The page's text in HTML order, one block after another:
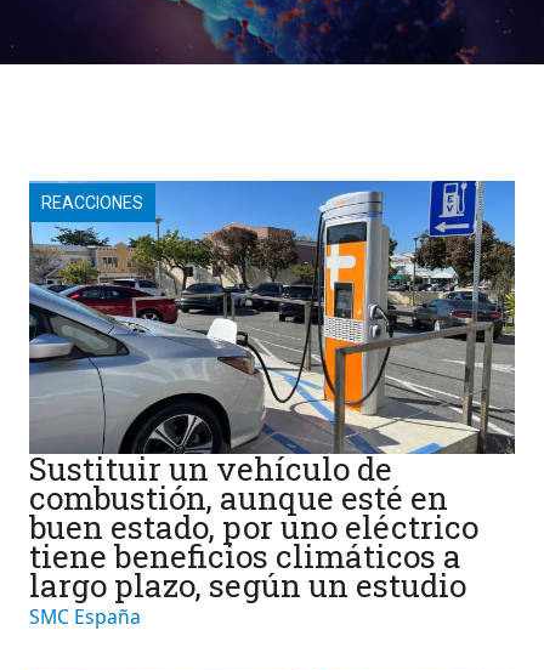
REACCIONES
Sustituir un vehículo de
combustión, aunque esté en
buen estado, por uno eléctrico
tiene beneficios climáticos a
largo plazo, según un estudio
SMC España